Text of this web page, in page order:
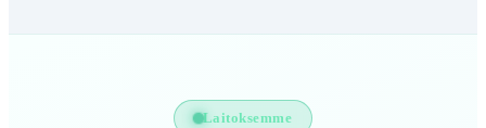
Laitoksemme